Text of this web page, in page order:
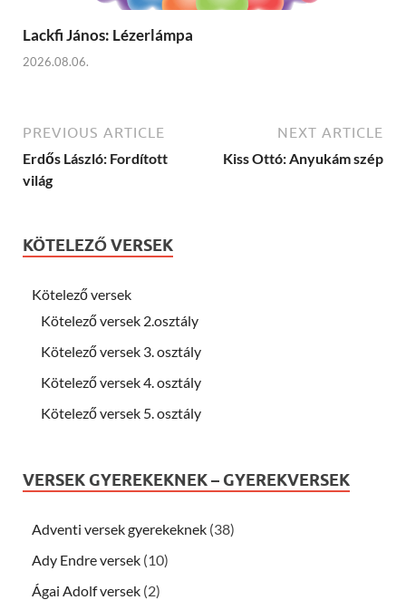
Lackfi János: Lézerlámpa
2026.08.06.
PREVIOUS ARTICLE
Erdős László: Fordított
világ
NEXT ARTICLE
Kiss Ottó: Anyukám szép
KÖTELEZŐ VERSEK
Kötelező versek
Kötelező versek 2.osztály
Kötelező versek 3. osztály
Kötelező versek 4. osztály
Kötelező versek 5. osztály
VERSEK GYEREKEKNEK – GYEREKVERSEK
Adventi versek gyerekeknek (38)
Ady Endre versek (10)
Ágai Adolf versek (2)